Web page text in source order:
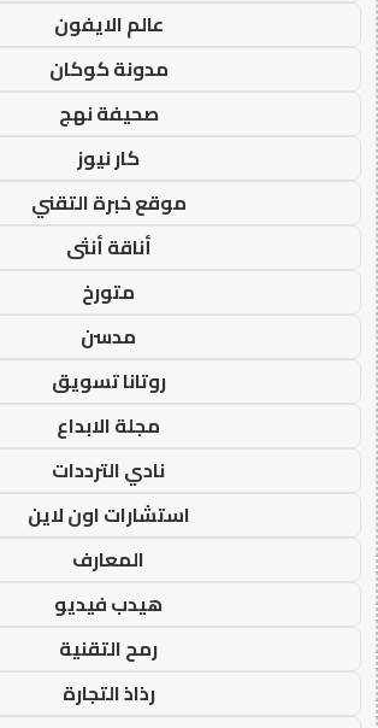
عالم الايفون
مدونة كوكان
صحيفة نهج
كار نيوز
موقع خبرة التقني
أناقة أنثى
متورخ
مدسن
روتانا تسويق
مجلة الابداع
نادي الترددات
استشارات اون لاين
المعارف
هيدب فيديو
رمح التقنية
رذاذ التجارة